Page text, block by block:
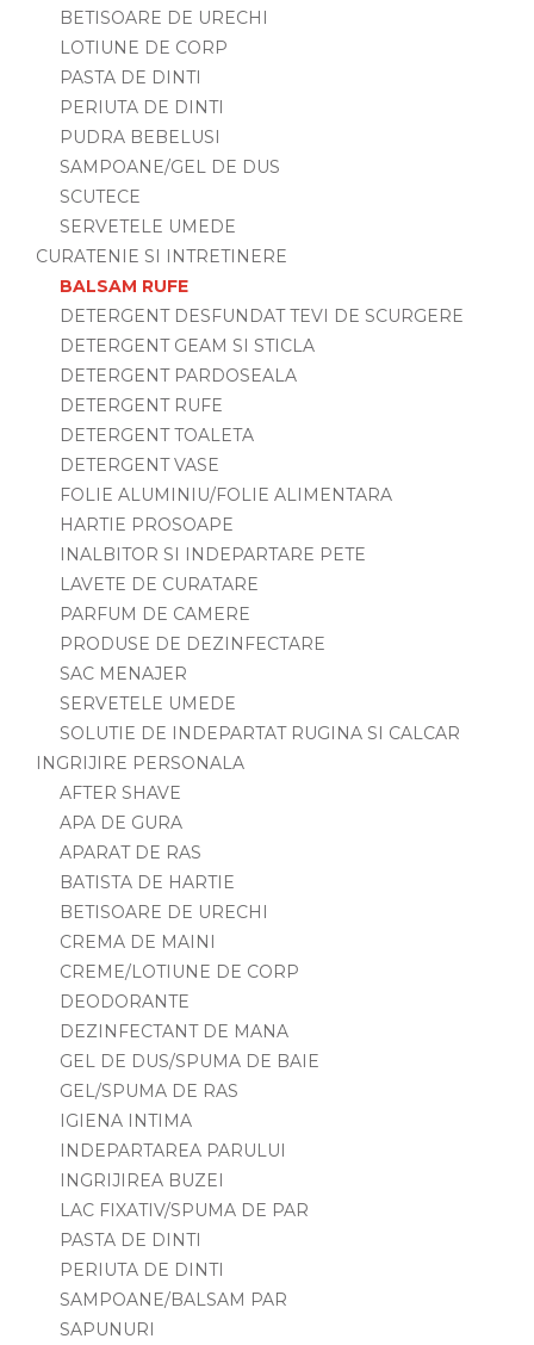
BETISOARE DE URECHI
LOTIUNE DE CORP
PASTA DE DINTI
PERIUTA DE DINTI
PUDRA BEBELUSI
SAMPOANE/GEL DE DUS
SCUTECE
SERVETELE UMEDE
CURATENIE SI INTRETINERE
BALSAM RUFE
DETERGENT DESFUNDAT TEVI DE SCURGERE
DETERGENT GEAM SI STICLA
DETERGENT PARDOSEALA
DETERGENT RUFE
DETERGENT TOALETA
DETERGENT VASE
FOLIE ALUMINIU/FOLIE ALIMENTARA
HARTIE PROSOAPE
INALBITOR SI INDEPARTARE PETE
LAVETE DE CURATARE
PARFUM DE CAMERE
PRODUSE DE DEZINFECTARE
SAC MENAJER
SERVETELE UMEDE
SOLUTIE DE INDEPARTAT RUGINA SI CALCAR
INGRIJIRE PERSONALA
AFTER SHAVE
APA DE GURA
APARAT DE RAS
BATISTA DE HARTIE
BETISOARE DE URECHI
CREMA DE MAINI
CREME/LOTIUNE DE CORP
DEODORANTE
DEZINFECTANT DE MANA
GEL DE DUS/SPUMA DE BAIE
GEL/SPUMA DE RAS
IGIENA INTIMA
INDEPARTAREA PARULUI
INGRIJIREA BUZEI
LAC FIXATIV/SPUMA DE PAR
PASTA DE DINTI
PERIUTA DE DINTI
SAMPOANE/BALSAM PAR
SAPUNURI